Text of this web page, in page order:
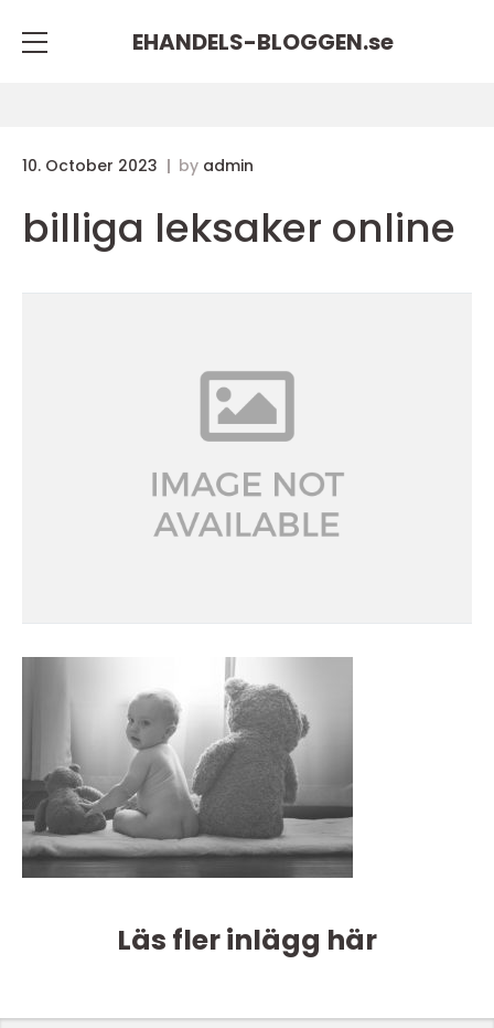
EHANDELS-BLOGGEN.se
10. October 2023 by admin
billiga leksaker online
Läs fler inlägg här